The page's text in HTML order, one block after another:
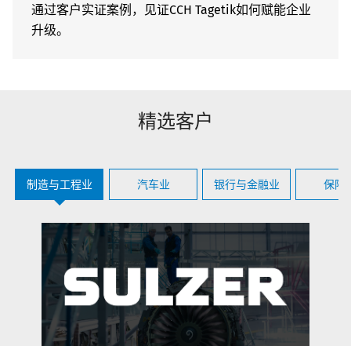
通过客户实证案例，见证CCH Tagetik如何赋能企业
升级。
精选客户
制造与工程业 汽车业 银行与金融业 保险